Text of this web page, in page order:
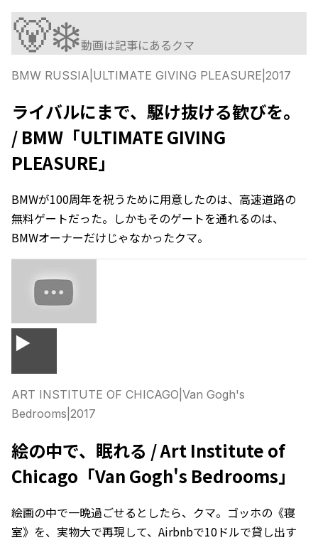
🐻‍❄️動画は記事にあるクマ
BMW RUSSIA ULTIMATE GIVING PLEASURE 2017
ライバルにまで、駆け抜ける歓びを。
/ BMW「ULTIMATE GIVING
PLEASURE」
BMWが100周年を祝うために用意したのは、高速道路の
無料ゲートだった。しかもそのゲートを通れるのは、
BMWオーナーだけじゃなかったクマ。
▶
ART INSTITUTE OF CHICAGO Van Gogh's
Bedrooms 2017
絵の中で、眠れる / Art Institute of
Chicago「Van Gogh's Bedrooms」
絵画の中で一晩過ごせるとしたら、クマ。ゴッホの《寝
室》を、実物大で再現して、Airbnbで10ドルで貸し出す